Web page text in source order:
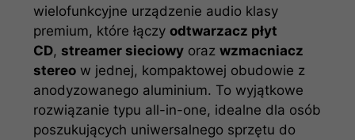
wielofunkcyjne urządzenie audio klasy
premium, które łączyodtwarzacz płyt
CD, streamer sieciowy orazwzmacniacz
stereo w jednej, kompaktowej obudowie z
anodyzowanego aluminium. To wyjątkowe
rozwiązanie typu all-in-one, idealne dla osób
poszukujących uniwersalnego sprzętu do